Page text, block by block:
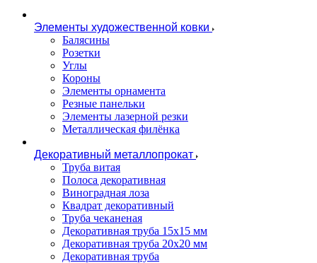
Элементы художественной ковки
Балясины
Розетки
Углы
Короны
Элементы орнамента
Резные панельки
Элементы лазерной резки
Металлическая филёнка
Декоративный металлопрокат
Труба витая
Полоса декоративная
Виноградная лоза
Квадрат декоративный
Труба чеканеная
Декоративная труба 15х15 мм
Декоративная труба 20х20 мм
Декоративная труба